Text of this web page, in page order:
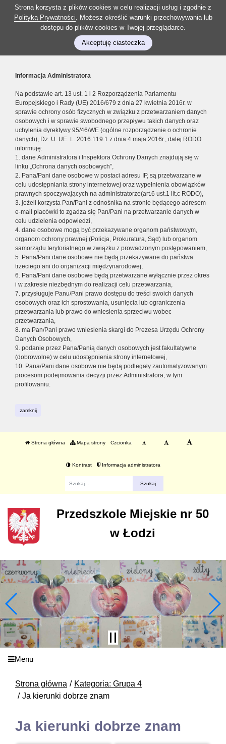
Strona korzysta z plików cookies w celu realizacji usług i zgodnie z
Polityką Prywatności. Możesz określić warunki przechowywania lub
dostępu do plików cookies w Twojej przeglądarce.
Akceptuję ciasteczka
Informacja Administratora
Na podstawie art. 13 ust. 1 i 2 Rozporządzenia Parlamentu
Europejskiego i Rady (UE) 2016/679 z dnia 27 kwietnia 2016r. w
sprawie ochrony osób fizycznych w związku z przetwarzaniem danych
osobowych i w sprawie swobodnego przepływu takich danych oraz
uchylenia dyrektywy 95/46/WE (ogólne rozporządzenie o ochronie
danych), Dz. U. UE. L. 2016.119.1 z dnia 4 maja 2016r., dalej RODO
informuję:
1. dane Administratora i Inspektora Ochrony Danych znajdują się w
linku „Ochrona danych osobowych”,
2. Pana/Pani dane osobowe w postaci adresu IP, są przetwarzane w
celu udostępniania strony internetowej oraz wypełnienia obowiązków
prawnych spoczywających na administratorze(art.6 ust.1 lit.c RODO),
3. jeżeli korzysta Pan/Pani z odnośnika na stronie będącego adresem
e-mail placówki to zgadza się Pan/Pani na przetwarzanie danych w
celu udzielenia odpowiedzi,
4. dane osobowe mogą być przekazywane organom państwowym,
organom ochrony prawnej (Policja, Prokuratura, Sąd) lub organom
samorządu terytorialnego w związku z prowadzonym postępowaniem,
5. Pana/Pani dane osobowe nie będą przekazywane do państwa
trzeciego ani do organizacji międzynarodowej,
6. Pana/Pani dane osobowe będą przetwarzane wyłącznie przez okres
i w zakresie niezbędnym do realizacji celu przetwarzania,
7. przysługuje Panu/Pani prawo dostępu do treści swoich danych
osobowych oraz ich sprostowania, usunięcia lub ograniczenia
przetwarzania lub prawo do wniesienia sprzeciwu wobec
przetwarzania,
8. ma Pan/Pani prawo wniesienia skargi do Prezesa Urzędu Ochrony
Danych Osobowych,
9. podanie przez Pana/Panią danych osobowych jest fakultatywne
(dobrowolne) w celu udostępnienia strony internetowej,
10. Pana/Pani dane osobowe nie będą podlegały zautomatyzowanym
procesom podejmowania decyzji przez Administratora, w tym
profilowaniu.
zamknij
Strona główna Mapa strony Czcionka
Kontrast Informacja administratora
Przedszkole Miejskie nr 50
w Łodzi
Menu
Strona główna
Kategoria: Grupa 4
Ja kierunki dobrze znam
Ja kierunki dobrze znam